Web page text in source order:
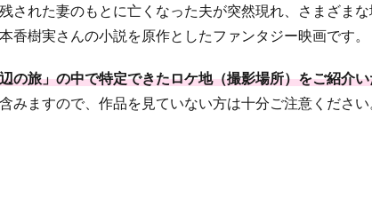
された妻のもとに亡くなった夫が突然現れ、さまざま
香樹実さんの小説を原作としたファンタジー映画です。
の旅」の中で特定できたロケ地（撮影場所）をご紹介
みますので、作品を見ていない方は十分ご注意ください